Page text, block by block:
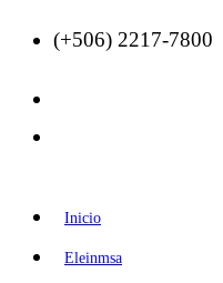
(+506) 2217-7800
Inicio
Eleinmsa